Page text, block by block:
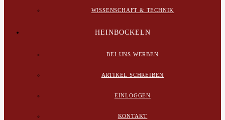
WISSENSCHAFT & TECHNIK
HEINBOCKELN
BEI UNS WERBEN
ARTIKEL SCHREIBEN
EINLOGGEN
KONTAKT